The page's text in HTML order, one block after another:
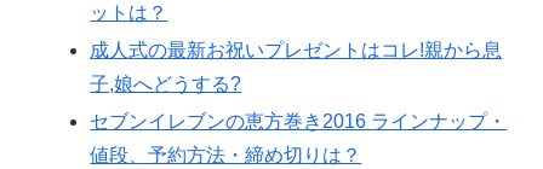
ットは？
成人式の最新お祝いプレゼントはコレ!親から息
子,娘へどうする?
セブンイレブンの恵方巻き2016 ラインナップ・
値段、予約方法・締め切りは？